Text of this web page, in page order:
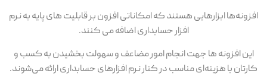
افزونه‌ها ابزارهایی هستند که امکاناتی افزون بر قابلیت های پایه به نرم
افزار حسابداری اضافه می کنند.
این افزونه ها جهت انجام امور مضاعف و سهولت بخشیدن به کسب و
کارتان با هزینه‌ای مناسب در کنار نرم افزارهای حسابداری ارائه می‌شوند.